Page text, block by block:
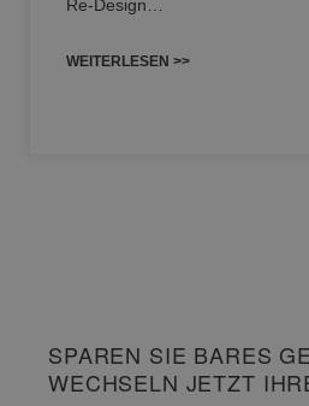
Re-Design…
WEITERLESEN >>
SPAREN SIE BARES
WECHSELN JETZT